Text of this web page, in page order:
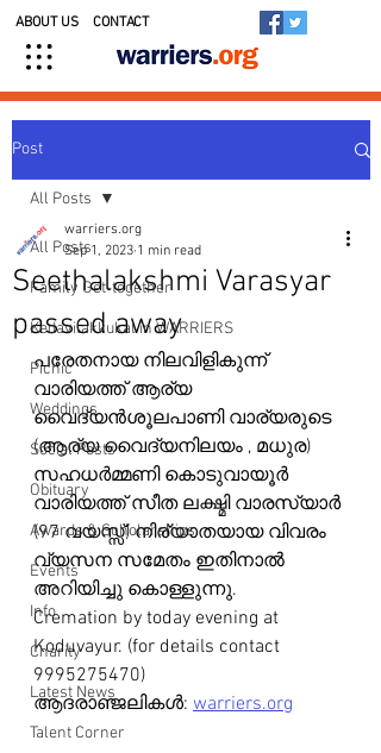
ABOUT US CONTACT
Post
All Posts
Family Get-together
Kedavilakkukal in WARRIERS
Picnic
Weddings
Social Posts
Obituary
Awards & Scholarships
Events
Info
Charity
Latest News
Talent Corner
All Posts
Seethalakshmi Varasyar
passed away
warriers.org
Sep 1, 2023 1 min read
പരേതനായ നിലവിളികുന്ന്
വാരിയത്ത് ആര്യ
വൈദ്യൻശൂലപാണി വാര്യരുടെ
(ആര്യ വൈദ്യനിലയം , മധുര)
സഹധർമ്മണി കൊടുവായൂർ
വാരിയത്ത് സീത ലക്ഷ്മി വാരസ്യാർ
(97 വയസ്സ്) നിര്യാതയായ വിവരം
വ്യസന സമേതം ഇതിനാൽ
അറിയിച്ചു കൊള്ളുന്നു.
Cremation by today evening at
Koduvayur. (for details contact
9995275470)
ആദരാഞ്ജലികൾ: warriers.org